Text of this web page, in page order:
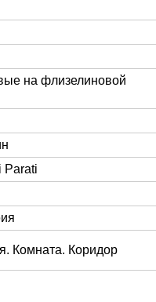
на флизелиновой
Parati
Комната. Коридор